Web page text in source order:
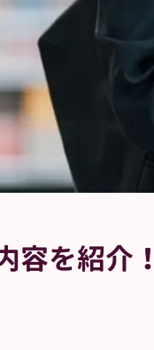
容を紹介！